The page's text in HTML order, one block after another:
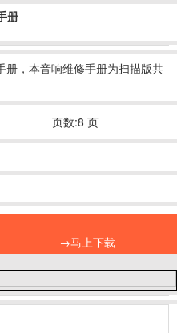
册
册，本音响维修手册为扫描版共
页数:8 页
→马上下载